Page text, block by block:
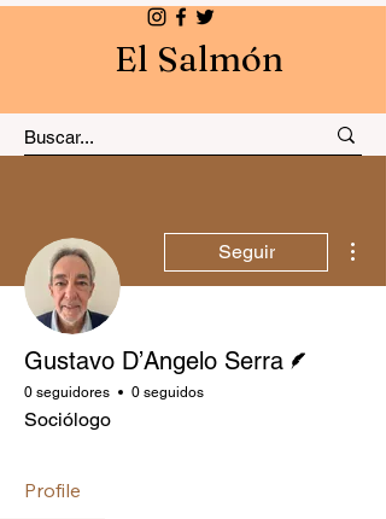
El Salmón
Seguir
Gustavo D’Angelo Serra
0 seguidores 0 seguidos
Sociólogo
Profile